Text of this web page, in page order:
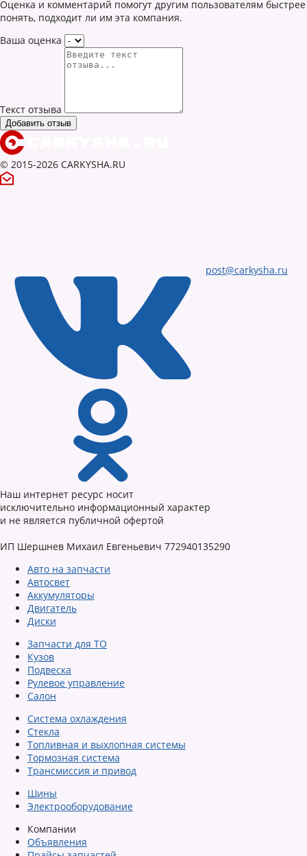
Оценка и комментарий помогут другим пользователям быстрее
понять, подходит ли им эта компания.
Ваша оценка
Текст отзыва
© 2015-2026 CARKYSHA.RU
post@carkysha.ru
Наш интернет ресурс носит
исключительно информационный характер
и не является публичной офертой
ИП Шершнев Михаил Евгеньевич 772940135290
Авто на запчасти
Автосвет
Аккумуляторы
Двигатель
Диски
Запчасти для ТО
Кузов
Подвеска
Рулевое управление
Салон
Система охлаждения
Стекла
Топливная и выхлопная системы
Тормозная система
Трансмиссия и привод
Шины
Электрооборудование
Компании
Объявления